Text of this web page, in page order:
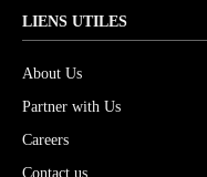
LIENS UTILES
About Us
Partner with Us
Careers
Contact us